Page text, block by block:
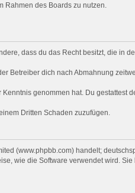
des Boards zu nutzen.
dass du das Recht besitzt, die in
Betreiber dich nach Abmahnung
genommen hat. Du gestattest
Dritten Schaden zuzufügen.
(www.phpbb.com) handelt;
wie die Software verwendet wird. Sie